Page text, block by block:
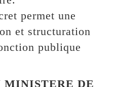
permet une
et structuration
publique
DE